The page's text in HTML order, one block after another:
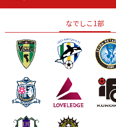
ニッパツ
ニッパツ 名古屋
なでしこ1部